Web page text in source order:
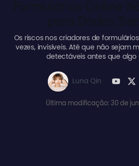
Os riscos nos criadores de
vezes, invisíveis. Até que não sejam
detectáveis antes que algo
Luna Qin
Última modificação: 30 de